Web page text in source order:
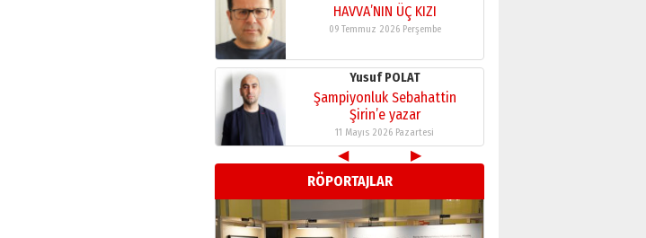
HAVVA’NIN ÜÇ KIZI
09 Temmuz 2026 Perşembe
Yusuf POLAT
Şampiyonluk Sebahattin
Şirin’e yazar
11 Mayıs 2026 Pazartesi
Neşat YALÇIN
Paranın Aile Kültüründeki Yeri
03 Ağustos 2026 Pazartesi
◀
▶
RÖPORTAJLAR